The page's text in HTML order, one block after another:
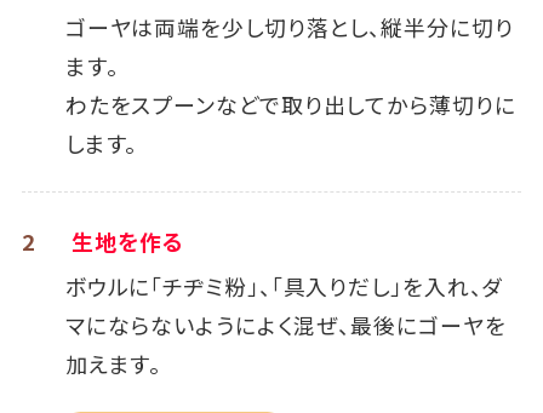
ゴーヤは両端を少し切り落とし、縦半分に切り
ます。
わたをスプーンなどで取り出してから薄切りに
します。
2
生地を作る
ボウルに「チヂミ粉」、「具入りだし」を入れ、ダ
マにならないようによく混ぜ、最後にゴーヤを
加えます。